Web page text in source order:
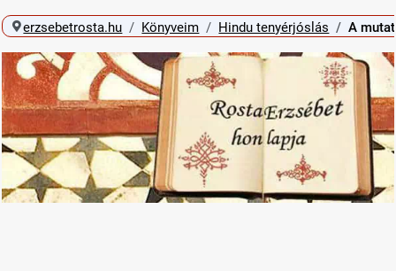
erzsebetrosta.hu Könyveim Hindu tenyérjóslás A